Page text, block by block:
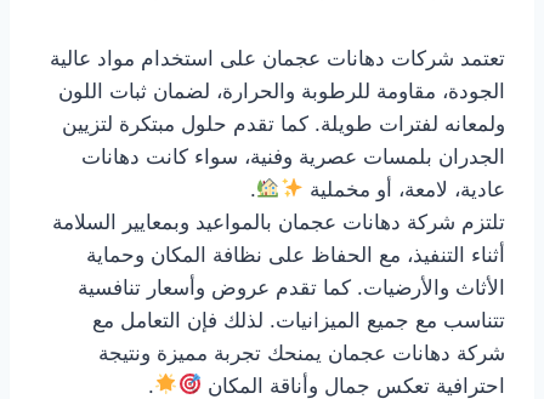
تعتمد شركات دهانات عجمان على استخدام مواد عالية
الجودة، مقاومة للرطوبة والحرارة، لضمان ثبات اللون
ولمعانه لفترات طويلة. كما تقدم حلول مبتكرة لتزيين
الجدران بلمسات عصرية وفنية، سواء كانت دهانات
عادية، لامعة، أو مخملية
.
تلتزم شركة دهانات عجمان بالمواعيد وبمعايير السلامة
أثناء التنفيذ، مع الحفاظ على نظافة المكان وحماية
الأثاث والأرضيات. كما تقدم عروض وأسعار تنافسية
تتناسب مع جميع الميزانيات. لذلك فإن التعامل مع
شركة دهانات عجمان يمنحك تجربة مميزة ونتيجة
احترافية تعكس جمال وأناقة المكان
.